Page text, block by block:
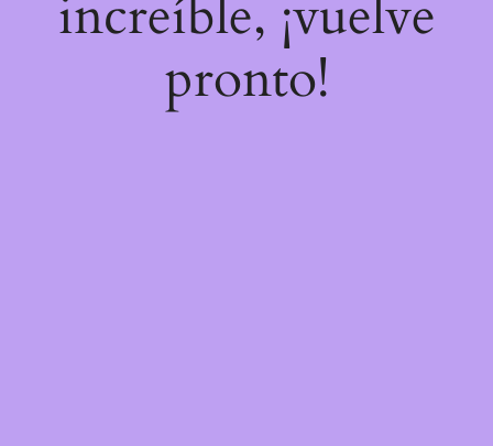
increíble, ¡vuelve
pronto!